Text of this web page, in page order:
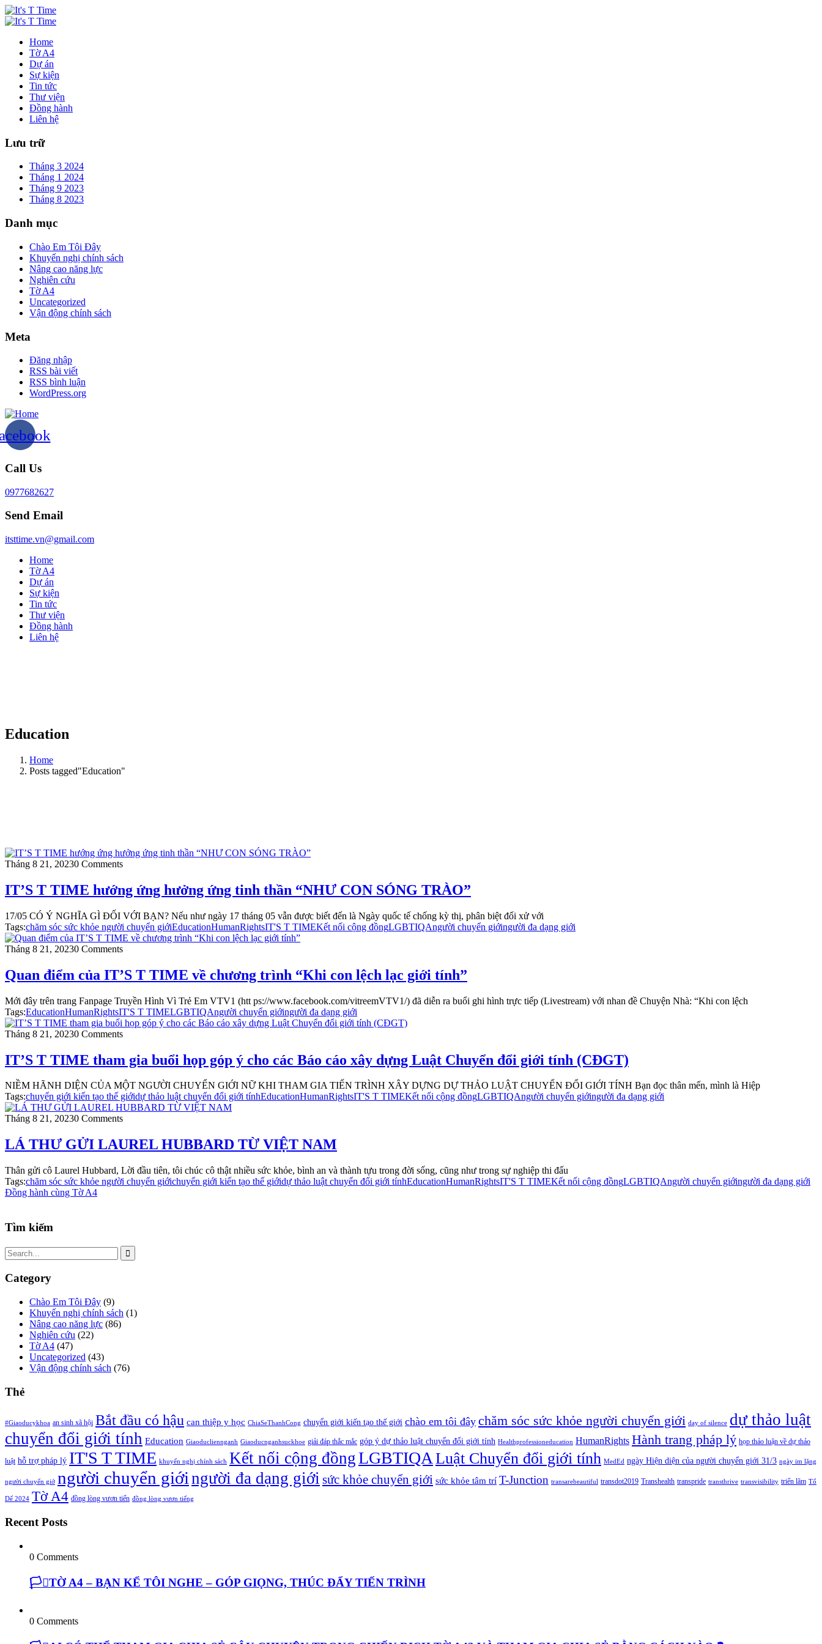
Home
Tờ A4
Dự án
Sự kiện
Tin tức
Thư viện
Đồng hành
Liên hệ
Lưu trữ
Tháng 3 2024
Tháng 1 2024
Tháng 9 2023
Tháng 8 2023
Danh mục
Chào Em Tôi Đây
Khuyến nghị chính sách
Nâng cao năng lực
Nghiên cứu
Tờ A4
Uncategorized
Vận động chính sách
Meta
Đăng nhập
RSS bài viết
RSS bình luận
WordPress.org
Call Us
0977682627
Send Email
itsttime.vn@gmail.com
Home
Tờ A4
Dự án
Sự kiện
Tin tức
Thư viện
Đồng hành
Liên hệ
Education
Home
Posts tagged"Education"
Tháng 8 21, 20230 Comments
IT’S T TIME hướng ứng hưởng ứng tinh thần “NHƯ CON SÓNG TRÀO”
17/05 CÓ Ý NGHĨA GÌ ĐỐI VỚI BẠN? Nếu như ngày 17 tháng 05 vẫn được biết đến là Ngày quốc tế chống kỳ thị, phân biệt đối xử với
Tags:chăm sóc sức khỏe người chuyển giớiEducationHumanRightsIT'S T TIMEKết nối cộng đồngLGBTIQAngười chuyển giớingười đa dạng giới
Tháng 8 21, 20230 Comments
Quan điểm của IT’S T TIME về chương trình “Khi con lệch lạc giới tính”
Mới đây trên trang Fanpage Truyền Hình Vì Trẻ Em VTV1 (htt ps://www.facebook.com/vitreemVTV1/) đã diễn ra buổi ghi hình trực tiếp (Livestream) với nhan đề Chuyện Nhà: “Khi con lệch
Tags:EducationHumanRightsIT'S T TIMELGBTIQAngười chuyển giớingười đa dạng giới
Tháng 8 21, 20230 Comments
IT’S T TIME tham gia buổi họp góp ý cho các Báo cáo xây dựng Luật Chuyển đổi giới tính (CĐGT)
NIỀM HÃNH DIỆN CỦA MỘT NGƯỜI CHUYỂN GIỚI NỮ KHI THAM GIA TIẾN TRÌNH XÂY DỰNG DỰ THẢO LUẬT CHUYỂN ĐỔI GIỚI TÍNH Bạn đọc thân mến, mình là Hiệp
Tags:chuyển giới kiến tạo thế giớidự thảo luật chuyển đổi giới tínhEducationHumanRightsIT'S T TIMEKết nối cộng đồngLGBTIQAngười chuyển giớingười đa dạng giới
Tháng 8 21, 20230 Comments
LÁ THƯ GỬI LAUREL HUBBARD TỪ VIỆT NAM
Thân gửi cô Laurel Hubbard, Lời đầu tiên, tôi chúc cô thật nhiều sức khỏe, bình an và thành tựu trong đời sống, cũng như trong sự nghiệp thi đấu
Tags:chăm sóc sức khỏe người chuyển giớichuyển giới kiến tạo thế giớidự thảo luật chuyển đổi giới tínhEducationHumanRightsIT'S T TIMEKết nối cộng đồngLGBTIQAngười chuyển giớingười đa dạng giới
Đồng hành cùng Tờ A4
Tìm kiếm
Category
Chào Em Tôi Đây (9)
Khuyến nghị chính sách (1)
Nâng cao năng lực (86)
Nghiên cứu (22)
Tờ A4 (47)
Uncategorized (43)
Vận động chính sách (76)
Thẻ
#Giaoducykhoa an sinh xã hội Bắt đầu có hậu can thiệp y học ChiaSeThanhCong chuyển giới kiến tạo thế giới chào em tôi đây chăm sóc sức khỏe người chuyển giới day of silence dự thảo luật
chuyển đổi giới tính Education Giaoducliennganh Giaoducnganhsuckhoe giải đáp thắc mắc góp ý dự thảo luật chuyển đổi giới tính Healthprofessioneducation HumanRights Hành trang pháp lý họp thảo luận về dự thảo
luật hỗ trợ pháp lý IT'S T TIME khuyến nghị chính sách Kết nối cộng đồngLGBTIQA Luật Chuyển đổi giới tính MedEd ngày Hiện diện của người chuyển giới 31/3 ngày im lặng
người chuyển giớ người chuyển giới người đa dạng giới sức khỏe chuyển giới sức khỏe tâm trí T-Junction transarebeautiful transdot2019 Transhealth transpride transthrive transvisibility triển lãm Tổ
Dế 2024 Tờ A4 đồng lòng vươn tiến đồng lòng vươn tiếng
Recent Posts
0 Comments
🏳️‍⚧️TỜ A4 – BẠN KỂ TÔI NGHE – GÓP GIỌNG, THÚC ĐẨY TIẾN TRÌNH
0 Comments